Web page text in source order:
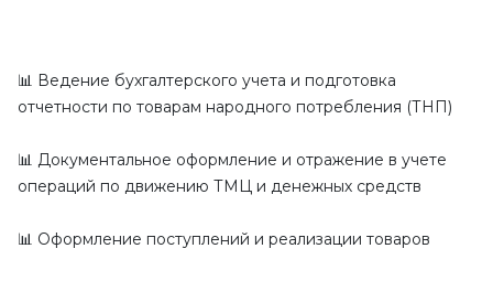
📊 Ведение бухгалтерского учета и подготовка
отчетности по товарам народного потребления (ТНП)
📊 Документальное оформление и отражение в учете
операций по движению ТМЦ и денежных средств
📊 Оформление поступлений и реализации товаров